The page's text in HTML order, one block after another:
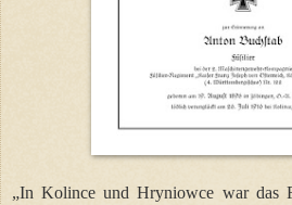
„In Kolince und Hryniowce war das